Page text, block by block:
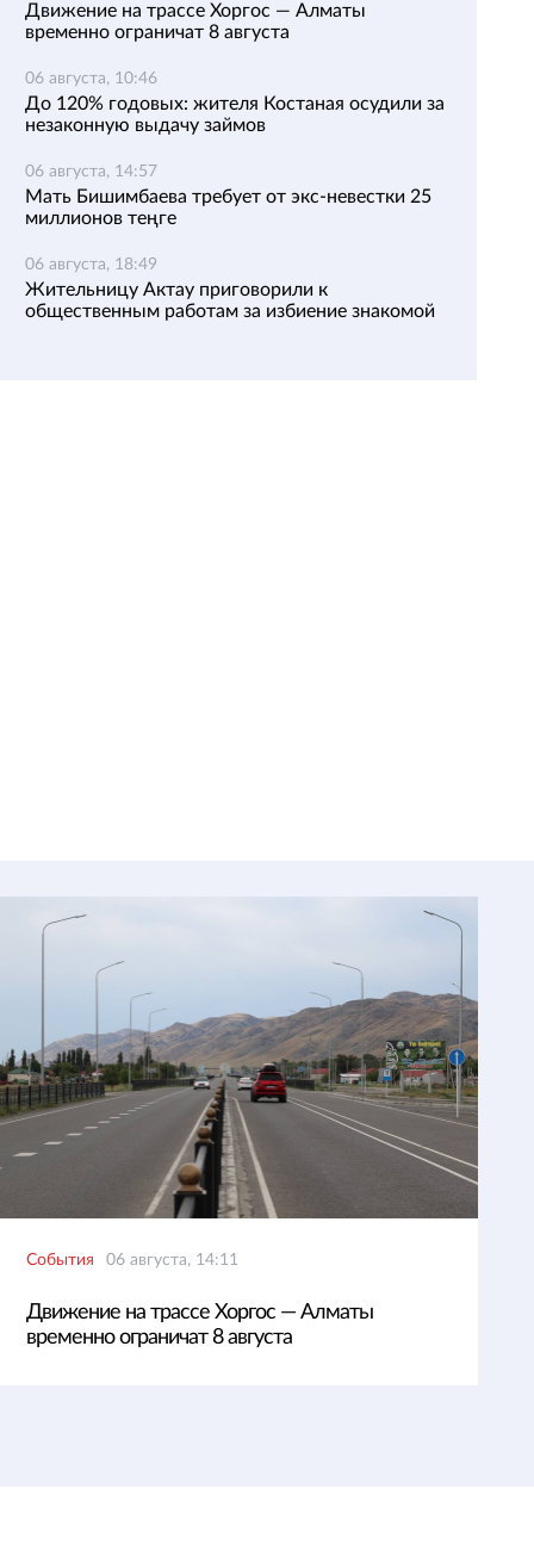
Движение на трассе Хоргос — Алматы
временно ограничат 8 августа
06 августа, 10:46
До 120% годовых: жителя Костаная осудили за
незаконную выдачу займов
06 августа, 14:57
Мать Бишимбаева требует от экс-невестки 25
миллионов теңге
06 августа, 18:49
Жительницу Актау приговорили к
общественным работам за избиение знакомой
События 06 августа, 14:11
Движение на трассе Хоргос — Алматы
временно ограничат 8 августа